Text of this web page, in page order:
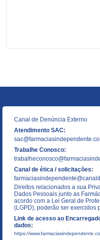
Canal de Denúncia Externo
Atendimento SAC:
Trabalhe Conosco:
Canal de ética / solicitações:
Direitos relacionados a sua
Dados Pessoais junto as
acordo com a Lei Geral de
(LGPD), poderão ser exercidos
Link de acesso ao
dados:
https://